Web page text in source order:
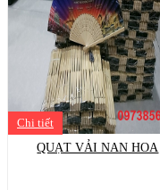
Chi tiết
QUẠT VẢI NAN HOA